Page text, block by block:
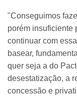
"Conseguimos
porém insuficiente
continuar com
basear,
quer seja a do
desestatização, a
concessão e